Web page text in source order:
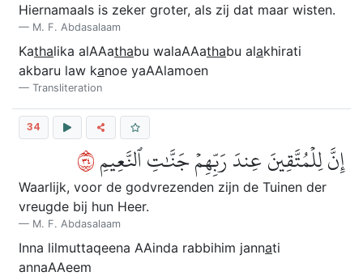
Hiernamaals is zeker groter, als zij dat maar wisten.
M. F. Abdasalaam
Kathalika alAAathabu walaAAathabu alakhirati
akbaru law kanoe yaAAlamoen
Transliteration
34
إِنَّ لِلۡمُتَّقِينَ عِندَ رَبِّهِمۡ جَنَّٰتِ ٱلنَّعِيمِ٤٣
Waarlijk, voor de godvrezenden zijn de Tuinen der
vreugde bij hun Heer.
M. F. Abdasalaam
Inna lilmuttaqeena AAinda rabbihim jannati
annaAAeem